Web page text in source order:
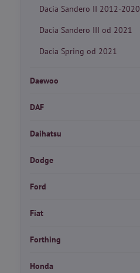
Dacia Sandero II 2012-2020
Dacia Sandero III od 2021
Dacia Spring od 2021
Daewoo
DAF
Daihatsu
Dodge
Ford
Fiat
Forthing
Honda